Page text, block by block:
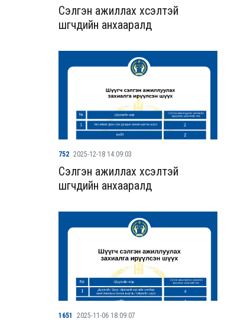
Сэлгэн ажиллах хүсэлтэй
шүүгчдийн анхааралд
752 2025-12-18 14:09:03
Сэлгэн ажиллах хүсэлтэй
шүүгчдийн анхааралд
1651 2025-11-06 18:09:07